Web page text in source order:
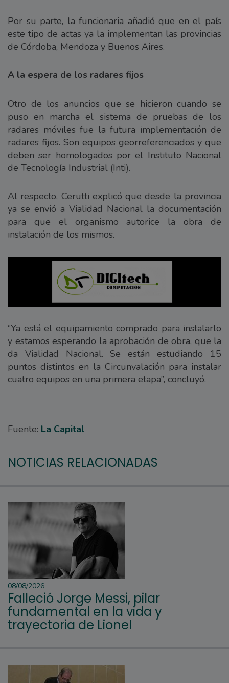
Por su parte, la funcionaria añadió que en el país
este tipo de actas ya la implementan las provincias
de Córdoba, Mendoza y Buenos Aires.
A la espera de los radares fijos
Otro de los anuncios que se hicieron cuando se
puso en marcha el sistema de pruebas de los
radares móviles fue la futura implementación de
radares fijos. Son equipos georreferenciados y que
deben ser homologados por el Instituto Nacional
de Tecnología Industrial (Inti).
Al respecto, Cerutti explicó que desde la provincia
ya se envió a Vialidad Nacional la documentación
para que el organismo autorice la obra de
instalación de los mismos.
“Ya está el equipamiento comprado para instalarlo
y estamos esperando la aprobación de obra, que la
da Vialidad Nacional. Se están estudiando 15
puntos distintos en la Circunvalación para instalar
cuatro equipos en una primera etapa”, concluyó.
Fuente: La Capital
NOTICIAS RELACIONADAS
08/08/2026
Falleció Jorge Messi, pilar
fundamental en la vida y
trayectoria de Lionel